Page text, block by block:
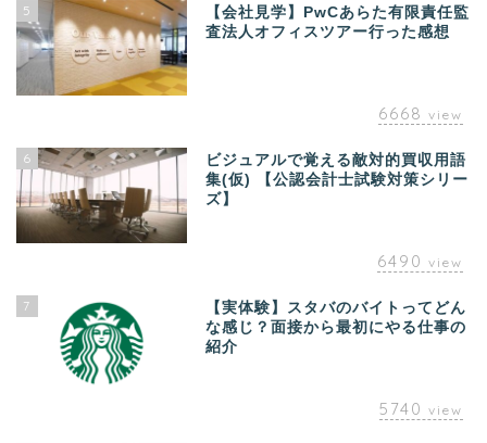
5
【会社見学】PwCあらた有限責任監
査法人オフィスツアー行った感想
6668 view
6
ビジュアルで覚える敵対的買収用語
集(仮) 【公認会計士試験対策シリー
ズ】
6490 view
7
【実体験】スタバのバイトってどん
な感じ？面接から最初にやる仕事の
紹介
5740 view